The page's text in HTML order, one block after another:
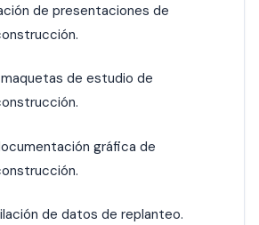
de presentaciones de
de estudio de
gráfica de
de datos de replanteo.